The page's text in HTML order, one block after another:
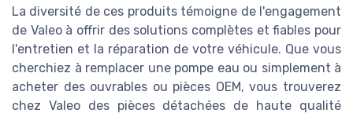
La diversité de ces produits témoigne de l'engagement
de Valeo à offrir des solutions complètes et fiables pour
l'entretien et la réparation de votre véhicule. Que vous
cherchiez à remplacer une pompe eau ou simplement à
acheter des ouvrables ou pièces OEM, vous trouverez
chez Valeo des pièces détachées de haute qualité